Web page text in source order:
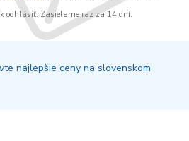
odhlásiť. Zasielame raz za 14 dní.